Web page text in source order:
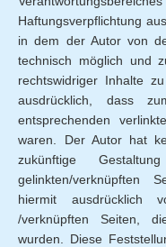
Haftungsverpflichtung
in dem der Autor von
technisch möglich und
rechtswidriger Inhalte
ausdrücklich, dass
entsprechenden
waren. Der Autor hat
zukünftige
gelinkten/verknüpften
hiermit ausdrücklich
/verknüpften Seiten,
wurden. Diese